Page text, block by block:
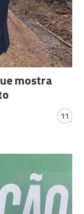
mostra
11